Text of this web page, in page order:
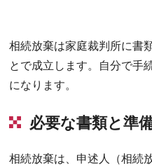
相続放棄は家庭裁判所に書
とで成立します。自分で手
になります。
必要な書類と準
相続放棄は、申述人（相続